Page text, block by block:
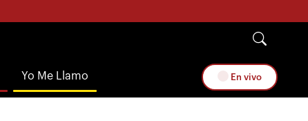
Yo Me Llamo En vivo